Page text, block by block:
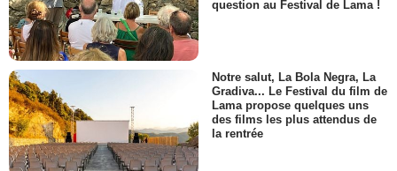
question au Festival de Lama !
Notre salut, La Bola Negra, La
Gradiva... Le Festival du film de
Lama propose quelques uns
des films les plus attendus de
la rentrée